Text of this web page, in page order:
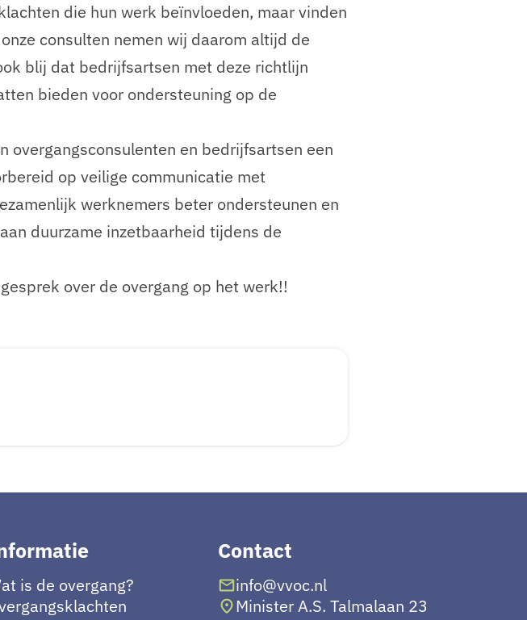
die hun werk beïnvloeden, maar vinden
consulten nemen wij daarom altijd de
blij dat bedrijfsartsen met deze richtlijn
bieden voor ondersteuning op de
overgangsconsulenten en bedrijfsartsen een
op veilige communicatie met
werknemers beter ondersteunen en
duurzame inzetbaarheid tijdens de
over de overgang op het werk!!
is de overgang?
Contact
info@vvoc.nl
Minister A.S. Talmalaan 23